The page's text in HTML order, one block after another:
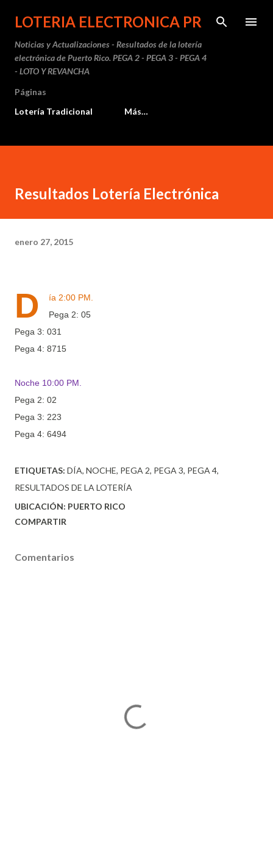
Ir al contenido principal
LOTERIA ELECTRONICA PR
Noticias y Actualizaciones - Resultados de la lotería
electrónica de Puerto Rico. PEGA 2 - PEGA 3 - PEGA 4
- LOTO Y REVANCHA
Páginas
Lotería Tradicional
Más…
Resultados Lotería Electrónica
enero 27, 2015
D
ía 2:00 PM.
Pega 2: 05
Pega 3: 031
Pega 4: 8715
Noche 10:00 PM.
Pega 2: 02
Pega 3: 223
Pega 4: 6494
ETIQUETAS: DÍA NOCHE PEGA 2 PEGA 3 PEGA 4
RESULTADOS DE LA LOTERÍA
UBICACIÓN: PUERTO RICO
COMPARTIR
Comentarios